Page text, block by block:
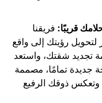
قريبًا: فريقنا
رؤيتك إلى واقع
تجديد شقتك، واستعد
جديدة تمامًا، مصممة
وتعكس ذوقك الرفيع